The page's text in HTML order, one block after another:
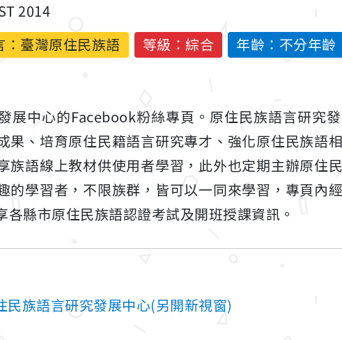
2014
臺灣原住民族語 等級：綜合 年齡：不分年齡
展中心的Facebook粉絲專頁。原住民族語言研究
果、培育原住民籍語言研究專才、強化原住民族語
族語線上教材供使用者學習，此外也定期主辦原住
的學習者，不限族群，皆可以一同來學習，專頁內
各縣市原住民族語認證考試及開班授課資訊。
民族語言研究發展中心(另開新視窗)